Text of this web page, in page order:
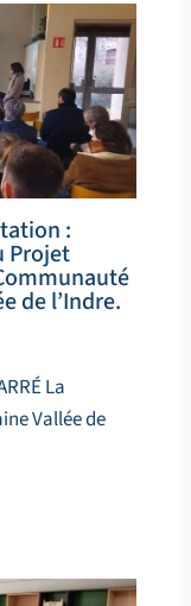
:
Projet
de l’Indre.
La
Vallée de